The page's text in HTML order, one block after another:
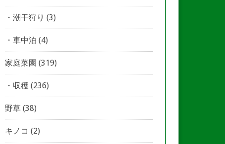
潮干狩り (3)
車中泊 (4)
家庭菜園 (319)
収穫 (236)
野草(38)
キノコ (2)